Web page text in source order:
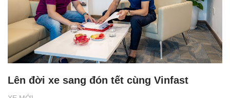
Lên đời xe sang đón tết cùng Vinfast